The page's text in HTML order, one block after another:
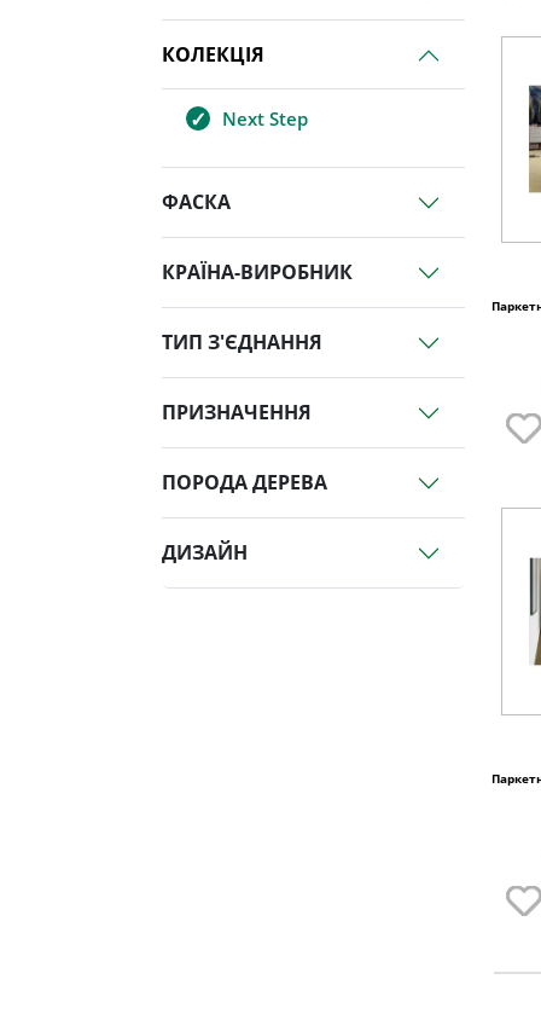
КОЛЕКЦІЯ
Next Step
ФАСКА
КРАЇНА-ВИРОБНИК
ТИП З'ЄДНАННЯ
ПРИЗНАЧЕННЯ
ПОРОДА ДЕРЕВА
ДИЗАЙН